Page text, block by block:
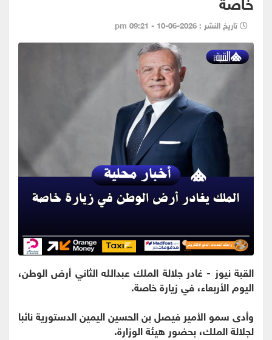
تاريخ النشر : 2026-06-10 - 09:21 pm
القبة نيوز - غادر جلالة الملك عبدﷲ الثاني أرض الوطن،
اليوم الأربعاء، في زيارة خاصة.
وأدى سمو الأمير فيصل بن الحسين اليمين الدستورية نائبا
لجلالة الملك، بحضور هيئة الوزارة.